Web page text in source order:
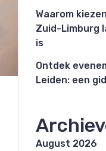
Waarom
Zuid-Limburg
is
Ontdek
Leiden: een
August 2026